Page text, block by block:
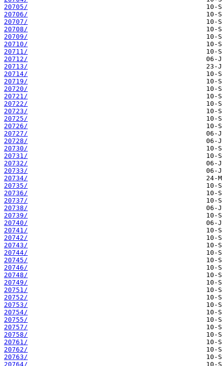
20705/
20706/
20707/
20708/
20709/
20710/
20711/
20712/
20713/
20714/
20719/
20720/
20721/
20722/
20723/
20725/
20726/
20727/
20728/
20730/
20731/
20732/
20733/
20734/
20735/
20736/
20737/
20738/
20739/
20740/
20741/
20742/
20743/
20744/
20745/
20746/
20748/
20749/
20751/
20752/
20753/
20754/
20755/
20757/
20758/
20761/
20762/
20763/
20764/